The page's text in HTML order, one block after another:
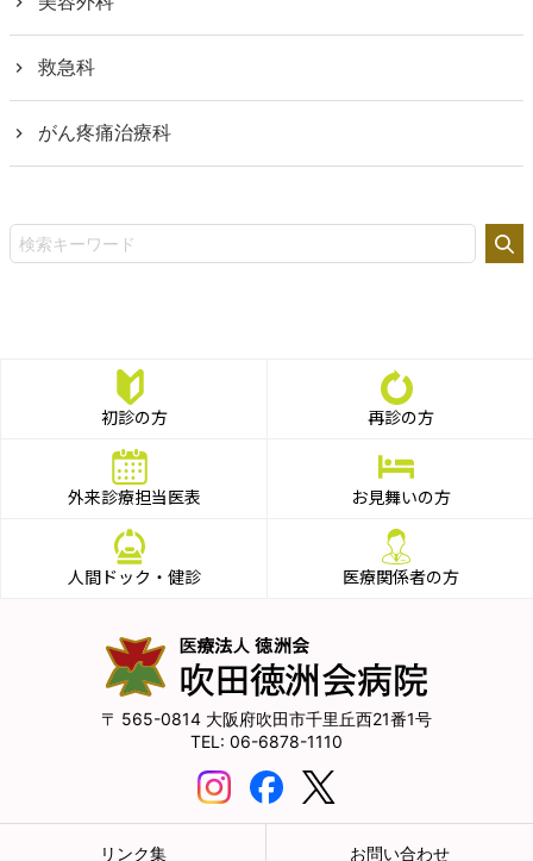
救急科
がん疼痛治療科
初診の方 再診の方
外来診療担当医表 お見舞いの方
人間ドック・健診 医療関係者の方
565-0814 大阪府吹田市千里丘西21番1号
06-6878-1110
リンク集 お問い合わせ